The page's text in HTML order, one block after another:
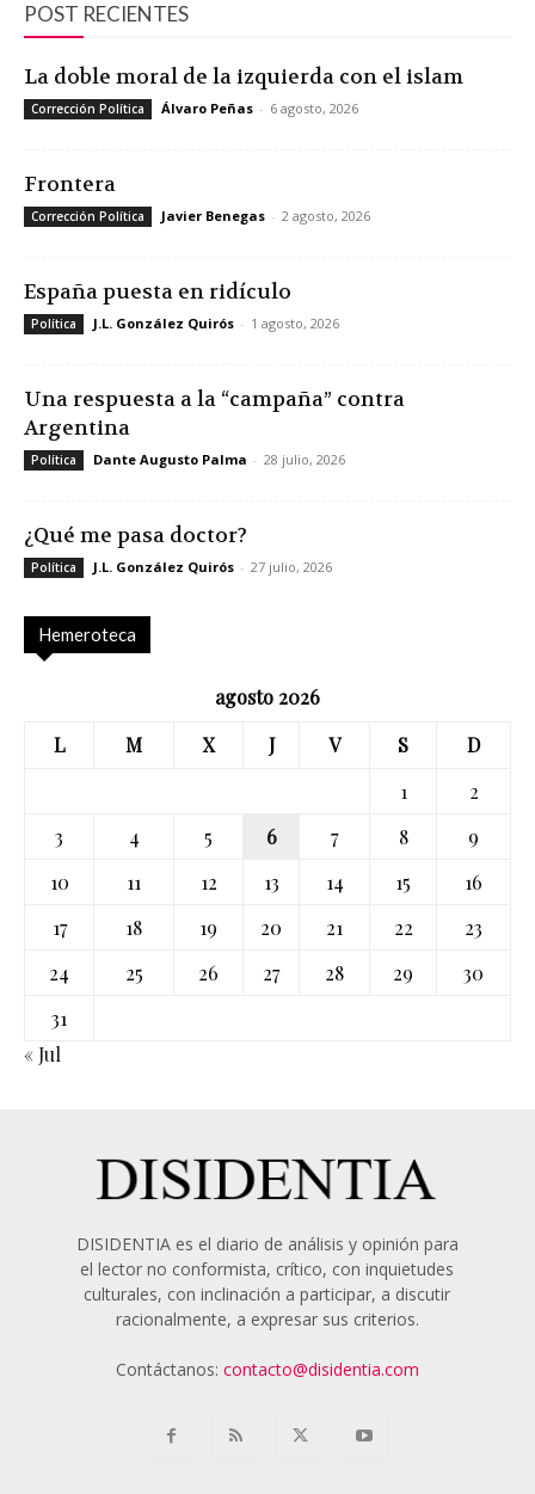
POST RECIENTES
La doble moral de la izquierda con el islam
Corrección Política Álvaro Peñas - 6 agosto, 2026
Frontera
Corrección Política Javier Benegas - 2 agosto, 2026
España puesta en ridículo
Política J.L. González Quirós - 1 agosto, 2026
Una respuesta a la “campaña” contra
Argentina
Política Dante Augusto Palma - 28 julio, 2026
¿Qué me pasa doctor?
Política J.L. González Quirós - 27 julio, 2026
Hemeroteca
agosto 2026
L
M X J V S
D
1
2
3
4 5 6 7 8
9
10
11 12 13 14 15
16
17
18 19 20 21 22
23
24
25 26 27 28 29
30
31
« Jul
DISIDENTIA es el diario de análisis y opinión para
el lector no conformista, crítico, con inquietudes
culturales, con inclinación a participar, a discutir
racionalmente, a expresar sus criterios.
Contáctanos: contacto@disidentia.com